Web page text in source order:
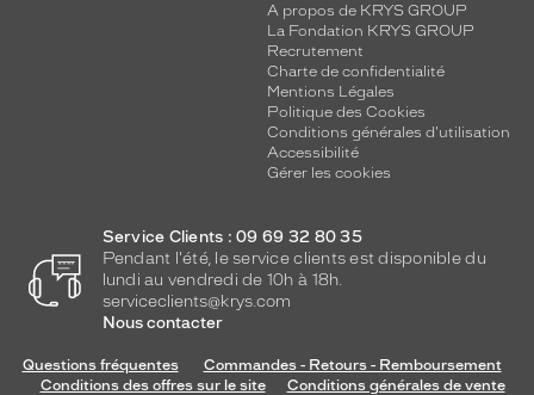
A propos de KRYS GROUP
La Fondation KRYS GROUP
Recrutement
Charte de confidentialité
Mentions Légales
Politique des Cookies
Conditions générales d'utilisation
Accessibilité
Gérer les cookies
Service Clients : 09 69 32 80 35
Pendant l'été, le service clients est disponible du
lundi au vendredi de 10h à 18h.
serviceclients@krys.com
Nous contacter
Questions fréquentes
Commandes - Retours - Remboursement
Conditions des offres sur le site
Conditions générales de vente